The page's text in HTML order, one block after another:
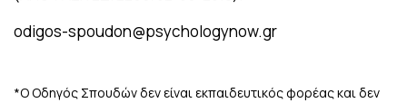
odigos-spoudon@psychologynow.gr
*Ο Οδηγός Σπουδών δεν είναι εκπαιδευτικός φορέας και δεν